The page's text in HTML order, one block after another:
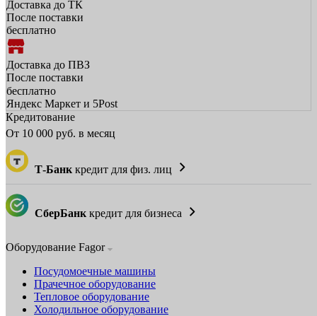
Доставка до ТК
После поставки
бесплатно
Доставка до ПВЗ
После поставки
бесплатно
Яндекс Маркет и 5Post
Кредитование
От 10 000 руб. в месяц
Т-Банк кредит для физ. лиц
СберБанк кредит для бизнеса
Оборудование Fagor
Посудомоечные машины
Прачечное оборудование
Тепловое оборудование
Холодильное оборудование